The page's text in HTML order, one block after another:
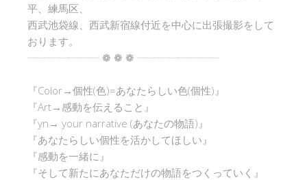
平、練馬区、
西武池袋線、西武新宿線付近を中心に出張撮影をして
おります。
┈┈┈┈┈┈┈ ❁ ❁ ❁ ┈┈┈┈┈┈┈┈
『Color→個性(色)=あなたらしい色(個性)』
『Art→感動を伝えること』
『yn→ your narrative (あなたの物語)』
『あなたらしい個性を活かしてほしい』
『感動を一緒に』
『そして新たにあなただけの物語をつくっていく』